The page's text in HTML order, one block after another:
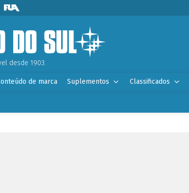
desde 1903.
de marca Suplementos Classificados